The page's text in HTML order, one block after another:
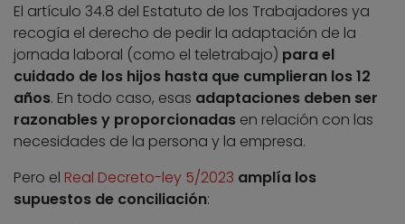
El artículo 34.8 del Estatuto de los Trabajadores ya
recogía el derecho de pedir la adaptación de la
jornada laboral (como el teletrabajo) para el
cuidado de los hijos hasta que cumplieran los 12
años. En todo caso, esas adaptaciones deben ser
razonables y proporcionadas en relación con las
necesidades de la persona y la empresa.
Pero el Real Decreto-ley 5/2023 amplía los
supuestos de conciliación: